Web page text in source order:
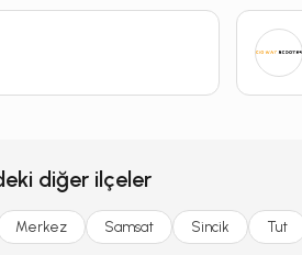
diğer ilçeler
Merkez Samsat Sincik Tut